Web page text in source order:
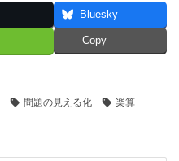
Bluesky
Copy
問題の見える化
楽算